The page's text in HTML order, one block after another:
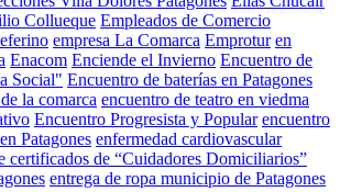
Collueque Empleados de Comercio
empresa La Comarca Emprotur en
Enacom Enciende el Invierno Encuentro de
Social" Encuentro de baterías en Patagones
la comarca encuentro de teatro en viedma
Encuentro Progresista y Popular encuentro
Patagones enfermedad cardiovascular
certificados de “Cuidadores Domiciliarios”
entrega de ropa municipio de Patagones